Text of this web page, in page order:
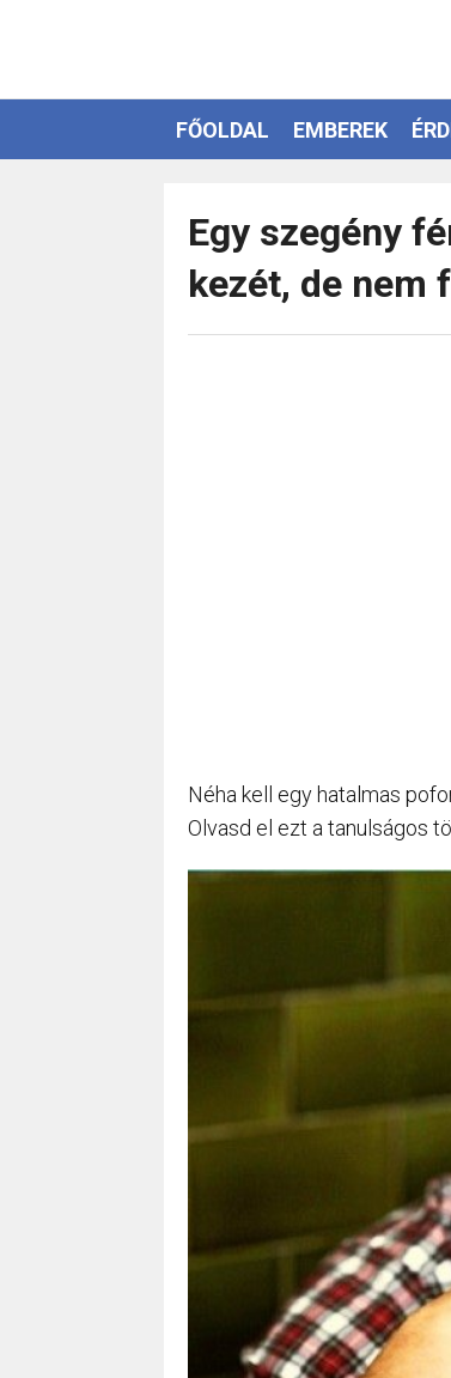
FŐOLDAL EMBEREK
Egy szegény
kezét, de
Néha kell egy hatalmas
Olvasd el ezt a tanulságos